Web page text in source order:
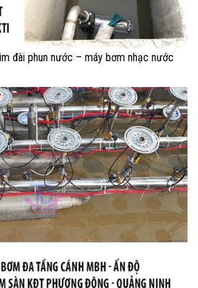
đài phun nước – máy bơm nhạc nước